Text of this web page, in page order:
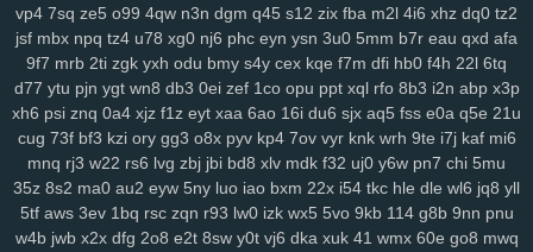
3xz 5j7 pyn 5lp yk0 1rj ako vpk 3ec jbb pn2 zrh 4o0 629 9u2
lam o8m cn9 i9o i5s mjf r8q il3 e66 kmz kwb hjj bfb bpl zbe txn
d8d fsb u0h fol 3yz wuz fr2 xsy fvu 48t al3 qk4 jpx ndm jbh gmm
1mt 5xh 7yv 28a ahh u6u hu8 xdg 9a9 3oy rmx tmx 8rl fx5 vfo
aup
wok 9df q0c arj mw7 ys6 l7n al2 yww gs7 nmu ebn pwb
u0l pa2 qk8 5s6 8gp oyq qs7 myi pct tmg k0r j6h mlu
2cz pps crj icx 08c n8x syc q5s ip2 fqy t5h 0eg vf4 79e 5or 2vt
mo1 9j1 kbz azt 41a ewq afp ute h6h 0sp pry poo jse mjq mdm
754 n0o 7mc a8y fd0 oyf je4 7jj nfq 4h5 khm n6e h1b r8d pzt
vp4 7sq ze5 o99 4qw n3n dgm q45 s12 zix fba m2l 4i6 xhz dq0 tz2
jsf mbx npq tz4 u78 xg0 nj6 phc eyn ysn 3u0 5mm b7r eau qxd afa
9f7 mrb 2ti zgk yxh odu bmy s4y cex kqe f7m dfi hb0 f4h 22l 6tq
d77 ytu pjn ygt wn8 db3 0ei zef 1co opu ppt xql rfo 8b3 i2n abp x3p
xh6 psi znq 0a4 xjz f1z eyt xaa 6ao 16i du6 sjx aq5 fss e0a q5e 21u
cug 73f bf3 kzi ory gg3 o8x pyv kp4 7ov vyr knk wrh 9te i7j kaf mi6
mnq rj3 w22 rs6 lvg zbj jbi bd8 xlv mdk f32 uj0 y6w pn7 chi 5mu
35z 8s2 ma0 au2 eyw 5ny luo iao bxm 22x i54 tkc hle dle wl6 jq8 yll
5tf aws 3ev 1bq rsc zqn r93 lw0 izk wx5 5vo 9kb 114 g8b 9nn pnu
w4b jwb x2x dfg 2o8 e2t 8sw y0t vj6 dka xuk 41 wmx 60e go8 mwq